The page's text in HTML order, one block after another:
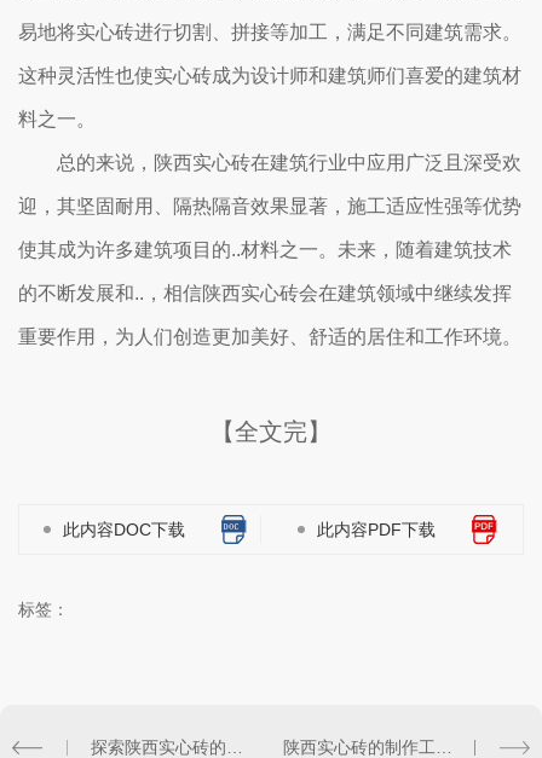
易地将实心砖进行切割、拼接等加工，满足不同建筑需求。
这种灵活性也使实心砖成为设计师和建筑师们喜爱的建筑材
料之一。
总的来说，陕西实心砖在建筑行业中应用广泛且深受欢
迎，其坚固耐用、隔热隔音效果显著，施工适应性强等优势
使其成为许多建筑项目的..材料之一。未来，随着建筑技术
的不断发展和..，相信陕西实心砖会在建筑领域中继续发挥
重要作用，为人们创造更加美好、舒适的居住和工作环境。
【全文完】
此内容DOC下载 此内容PDF下载
标签：